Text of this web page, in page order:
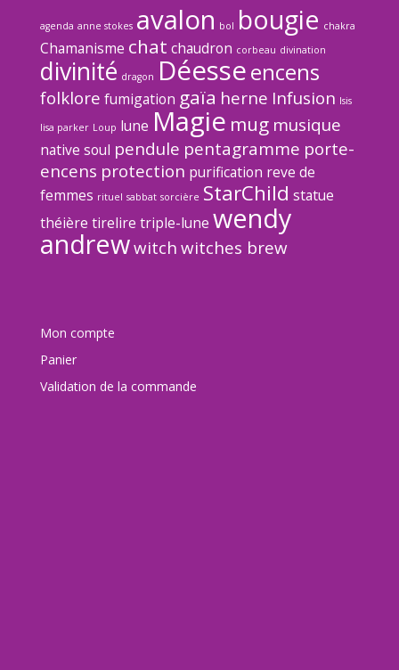
agenda anne stokes avalon bol bougie chakra
Chamanisme chat chaudron corbeau divination
divinité dragon Déesseencens
folklore fumigation gaïa herne Infusion Isis
lisa parker Loup lune Magie mug musique
native soul pendule pentagramme porte-
encens protection purification reve de
femmes rituel sabbat sorcière StarChild statue
théière tirelire triple-lune wendy
andrewwitch witches brew
Mon compte
Panier
Validation de la commande